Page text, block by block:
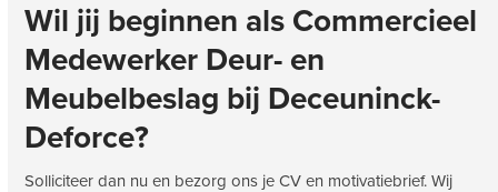
Wil jij beginnen als Commercieel
Medewerker Deur- en
Meubelbeslag bij Deceuninck-
Deforce?
Solliciteer dan nu en bezorg ons je CV en motivatiebrief. Wij